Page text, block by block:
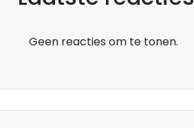
Geen reacties om te tonen.